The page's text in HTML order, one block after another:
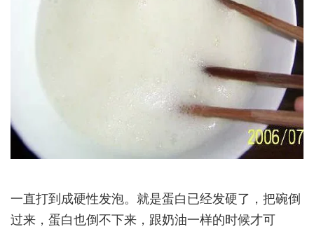
一直打到成硬性发泡。就是蛋白已经发硬了，把碗倒
过来，蛋白也倒不下来，跟奶油一样的时候才可